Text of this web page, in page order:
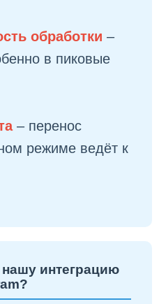
обработки –
в пиковые
– перенос
режиме ведёт к
интеграцию